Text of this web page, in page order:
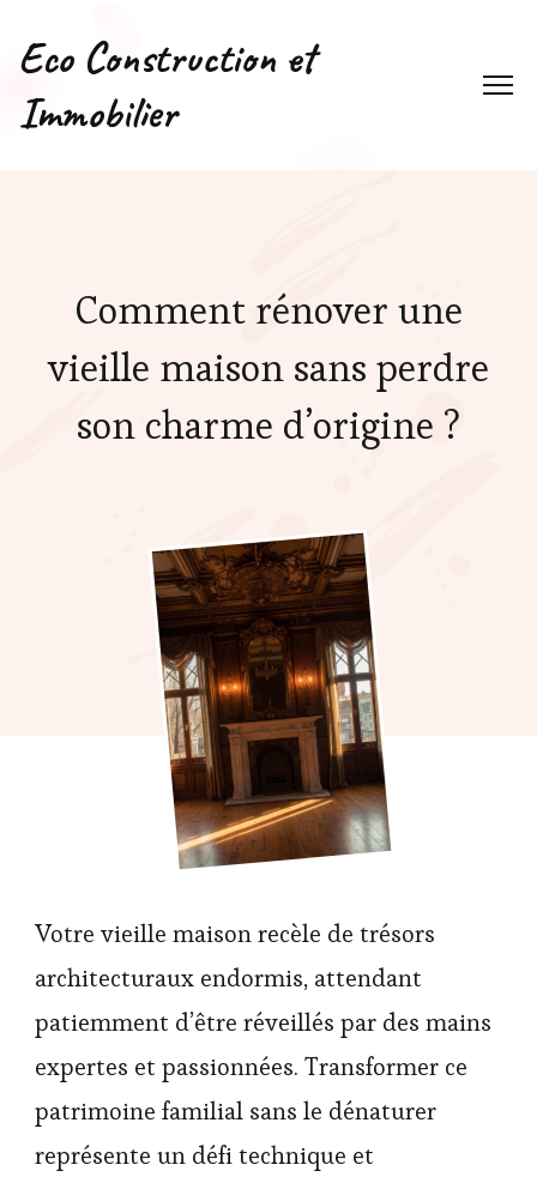
Eco Construction et
Immobilier
Comment rénover une
vieille maison sans perdre
son charme d’origine ?
Votre vieille maison recèle de trésors
architecturaux endormis, attendant
patiemment d’être réveillés par des mains
expertes et passionnées. Transformer ce
patrimoine familial sans le dénaturer
représente un défi technique et